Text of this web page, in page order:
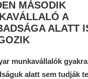
MÁSODIK
A
ALATT
munkavállalók
alatt sem tudják